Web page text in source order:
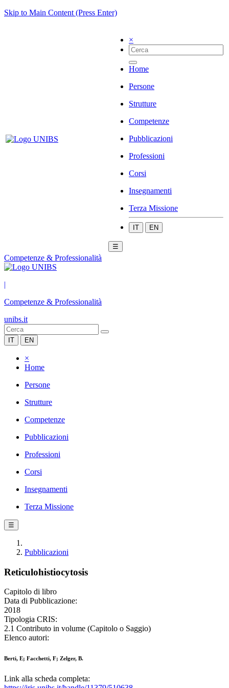
Skip to Main Content (Press Enter)
×
Home
Persone
Strutture
Competenze
Pubblicazioni
Professioni
Corsi
Insegnamenti
Terza Missione
IT EN
☰
Competenze & Professionalità
|
Competenze & Professionalità
unibs.it
IT EN
×
Home
Persone
Strutture
Competenze
Pubblicazioni
Professioni
Corsi
Insegnamenti
Terza Missione
☰
Pubblicazioni
Reticulohistiocytosis
Capitolo di libro
Data di Pubblicazione:
2018
Tipologia CRIS:
2.1 Contributo in volume (Capitolo o Saggio)
Elenco autori:
Berti, E; Facchetti, F; Zelger, B.
Link alla scheda completa: